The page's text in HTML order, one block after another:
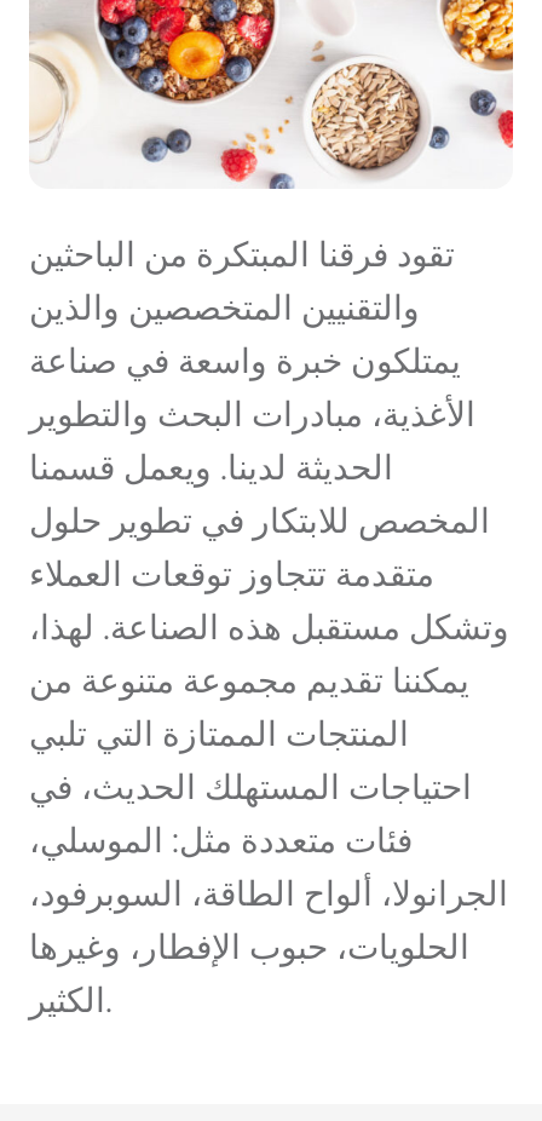
تقود فرقنا المبتكرة من الباحثين
والتقنيين المتخصصين والذين
يمتلكون خبرة واسعة في صناعة
الأغذية، مبادرات البحث والتطوير
الحديثة لدينا. ويعمل قسمنا
المخصص للابتكار في تطوير حلول
متقدمة تتجاوز توقعات العملاء
وتشكل مستقبل هذه الصناعة. لهذا،
يمكننا تقديم مجموعة متنوعة من
المنتجات الممتازة التي تلبي
احتياجات المستهلك الحديث، في
فئات متعددة مثل: الموسلي،
الجرانولا، ألواح الطاقة، السوبرفود،
الحلويات، حبوب الإفطار، وغيرها
الكثير.